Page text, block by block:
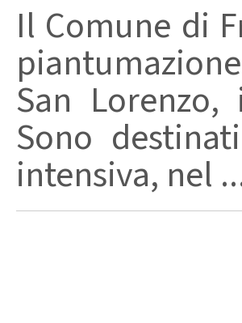
Il Comune di
San
Sono
intensiva, nel